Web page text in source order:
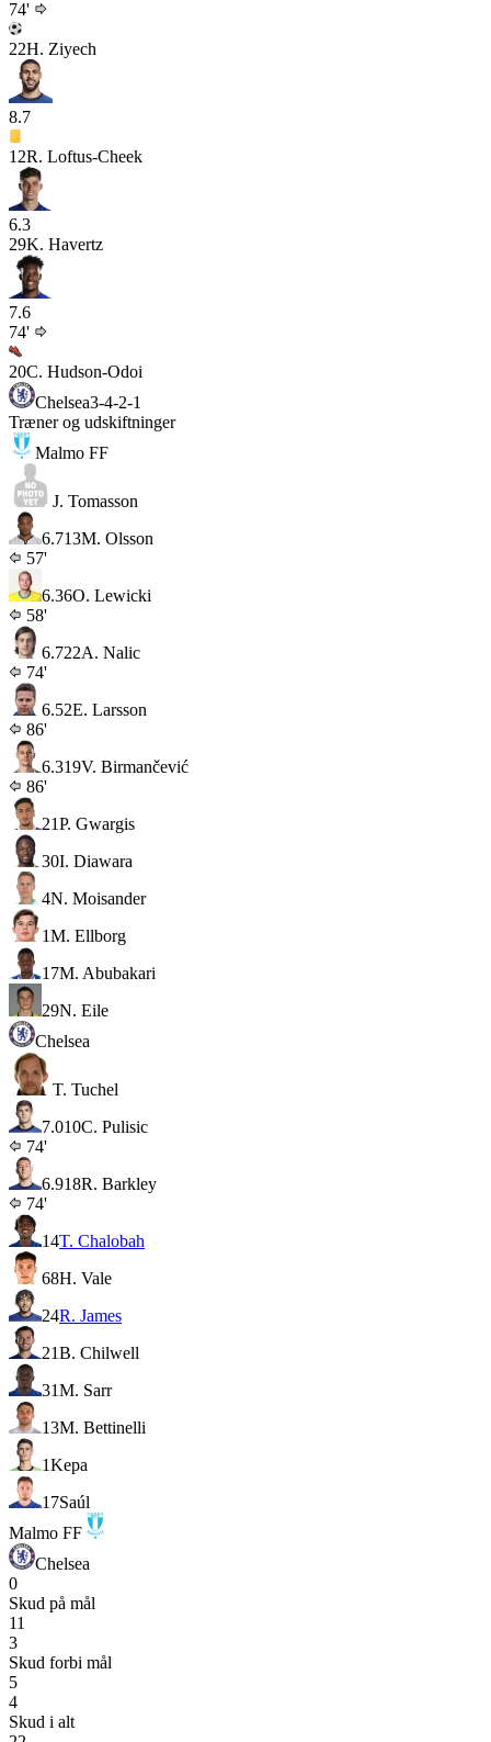
74'
22H. Ziyech
8.7
12R. Loftus-Cheek
6.3
29K. Havertz
7.6
74'
20C. Hudson-Odoi
Chelsea3-4-2-1
Træner og udskiftninger
Malmo FF
J. Tomasson
6.713M. Olsson
57'
6.36O. Lewicki
58'
6.722A. Nalic
74'
6.52E. Larsson
86'
6.319V. Birmančević
86'
21P. Gwargis
30I. Diawara
4N. Moisander
1M. Ellborg
17M. Abubakari
29N. Eile
Chelsea
T. Tuchel
7.010C. Pulisic
74'
6.918R. Barkley
74'
14T. Chalobah
68H. Vale
24R. James
21B. Chilwell
31M. Sarr
13M. Bettinelli
1Kepa
17Saúl
Malmo FF
Chelsea
0
Skud på mål
11
3
Skud forbi mål
5
4
Skud i alt